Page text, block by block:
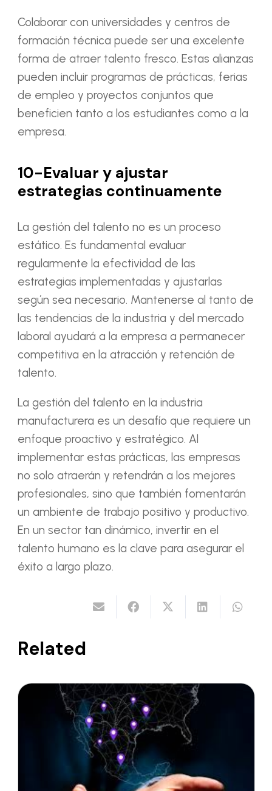
Colaborar con universidades y centros de
formación técnica puede ser una excelente
forma de atraer talento fresco. Estas alianzas
pueden incluir programas de prácticas, ferias
de empleo y proyectos conjuntos que
beneficien tanto a los estudiantes como a la
empresa.
10-Evaluar y ajustar
estrategias continuamente
La gestión del talento no es un proceso
estático. Es fundamental evaluar
regularmente la efectividad de las
estrategias implementadas y ajustarlas
según sea necesario. Mantenerse al tanto de
las tendencias de la industria y del mercado
laboral ayudará a la empresa a permanecer
competitiva en la atracción y retención de
talento.
La gestión del talento en la industria
manufacturera es un desafío que requiere un
enfoque proactivo y estratégico. Al
implementar estas prácticas, las empresas
no solo atraerán y retendrán a los mejores
profesionales, sino que también fomentarán
un ambiente de trabajo positivo y productivo.
En un sector tan dinámico, invertir en el
talento humano es la clave para asegurar el
éxito a largo plazo.
Related